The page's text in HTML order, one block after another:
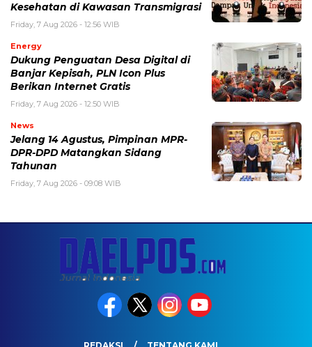
Kesehatan di Kawasan Transmigrasi
Friday, 7 Aug 2026 - 12:56 WIB
Energy
Dukung Penguatan Desa Digital di
Banjar Kepisah, PLN Icon Plus
Berikan Internet Gratis
Friday, 7 Aug 2026 - 12:50 WIB
News
Jelang 14 Agustus, Pimpinan MPR-
DPR-DPD Matangkan Sidang
Tahunan
Friday, 7 Aug 2026 - 09:08 WIB